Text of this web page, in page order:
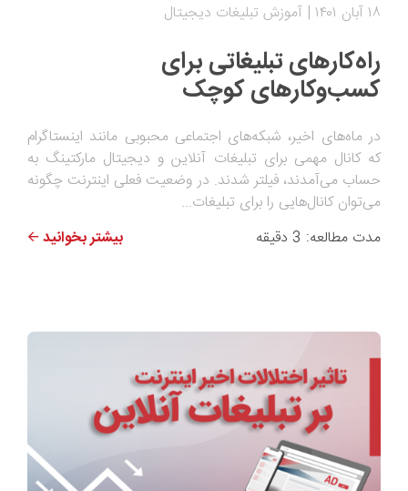
۱۸ آبان ۱۴۰۱ آموزش تبلیغات دیجیتال
راه‌کارهای تبلیغاتی برای
کسب‌وکارهای کوچک
در ماه‌های اخیر، شبکه‌های اجتماعی محبوبی مانند اینستاگرام
که کانال مهمی برای تبلیغات آنلاین و دیجیتال مارکتینگ به
حساب می‌آمدند، فیلتر شدند. در وضعیت فعلی اینترنت چگونه
می‌توان کانال‌هایی را برای تبلیغات...
مدت مطالعه: 3 دقیقه
بیشتر بخوانید 🡨